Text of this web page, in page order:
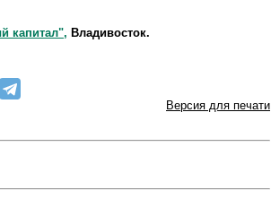
капитал", Владивосток.
Версия для печати